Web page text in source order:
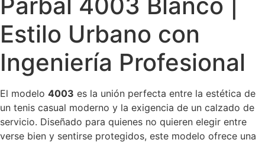
Parbal 4003 Blanco |
Estilo Urbano con
Ingeniería Profesional
El modelo 4003 es la unión perfecta entre la estética de
un tenis casual moderno y la exigencia de un calzado de
servicio. Diseñado para quienes no quieren elegir entre
verse bien y sentirse protegidos, este modelo ofrece una